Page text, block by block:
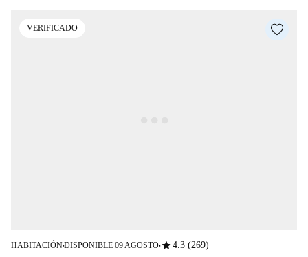
VERIFICADO
HABITACIÓN■DISPONIBLE 09 AGOSTO■star4.3 (269)